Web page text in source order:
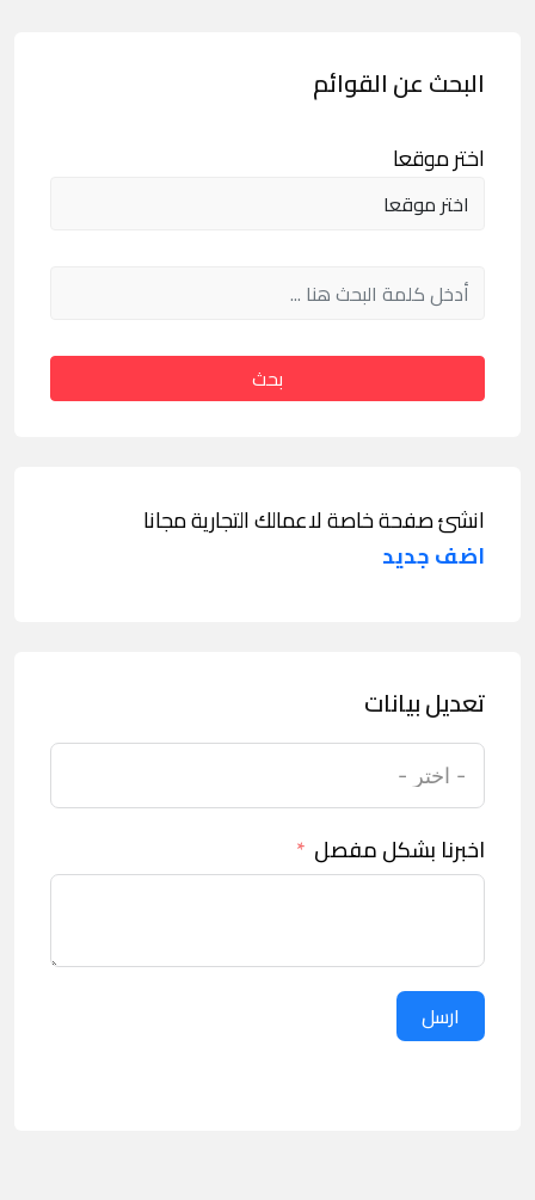
البحث عن القوائم
اختر موقعا
بحث
انشئ صفحة خاصة لاعمالك التجارية مجانا
اضف جديد
تعديل بيانات
اخبرنا بشكل مفصل
ارسل